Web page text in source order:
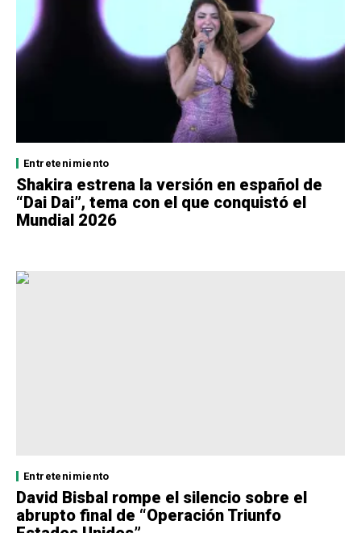
Entretenimiento
Shakira estrena la versión en español de
“Dai Dai”, tema con el que conquistó el
Mundial 2026
Entretenimiento
David Bisbal rompe el silencio sobre el
abrupto final de “Operación Triunfo